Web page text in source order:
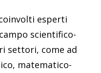
esperti
scientifico-
settori, come ad
matematico-